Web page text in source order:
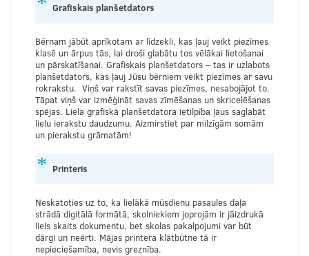
Grafiskais planšetdators
Bērnam jābūt aprīkotam ar līdzekli, kas ļauj veikt piezīmes
klasē un ārpus tās, lai droši glabātu tos vēlākai lietošanai
un pārskatīšanai. Grafiskais planšetdators – tas ir uzlabots
planšetdators, kas ļauj Jūsu bērniem veikt piezīmes ar savu
rokrakstu. Viņš var rakstīt savas piezīmes, nesabojājot to.
Tāpat viņš var izmēģināt savas zīmēšanas un skricelēšanas
spējas. Liela grafiskā planšetdatora ietilpība ļaus saglabāt
lielu ierakstu daudzumu. Aizmirstiet par milzīgām somām
un pierakstu grāmatām!
Printeris
Neskatoties uz to, ka lielākā mūsdienu pasaules daļa
strādā digitālā formātā, skolniekiem joprojām ir jāizdrukā
liels skaits dokumentu, bet skolas pakalpojumi var būt
dārgi un neērti. Mājas printera klātbūtne tā ir
nepieciešamība, nevis greznība.